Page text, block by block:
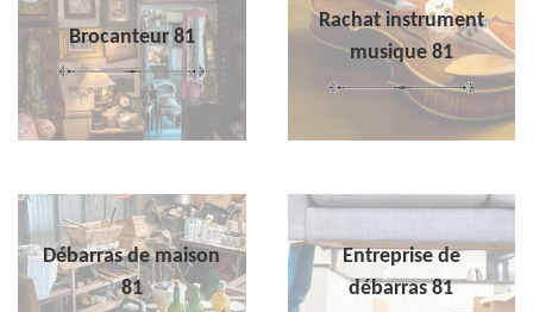
Brocanteur 81
Rachat instrument
musique 81
Débarras de maison
81
Entreprise de
débarras 81